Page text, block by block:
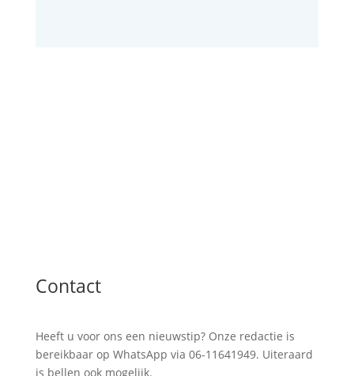
Contact
Heeft u voor ons een nieuwstip? Onze redactie is
bereikbaar op WhatsApp via 06-11641949. Uiteraard
is bellen ook mogelijk.